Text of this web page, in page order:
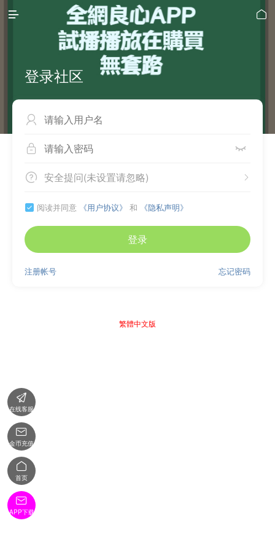
 
登录社区

 
 
安全提问(未设置请忽略)
 阅读并同意 《用户协议》 和 《隐私声明》
登录
忘记密码
注册帐号
繁體中文版

在线客服

金币充值

首页

APP下载